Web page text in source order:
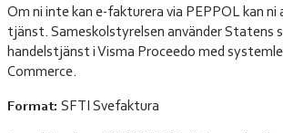
Om ni inte kan e-fakturera via PEPPOL kan ni
tjänst. Sameskolstyrelsen använder Statens
handelstjänst i Visma Proceedo med
Commerce.
Format: SFTI Svefaktura